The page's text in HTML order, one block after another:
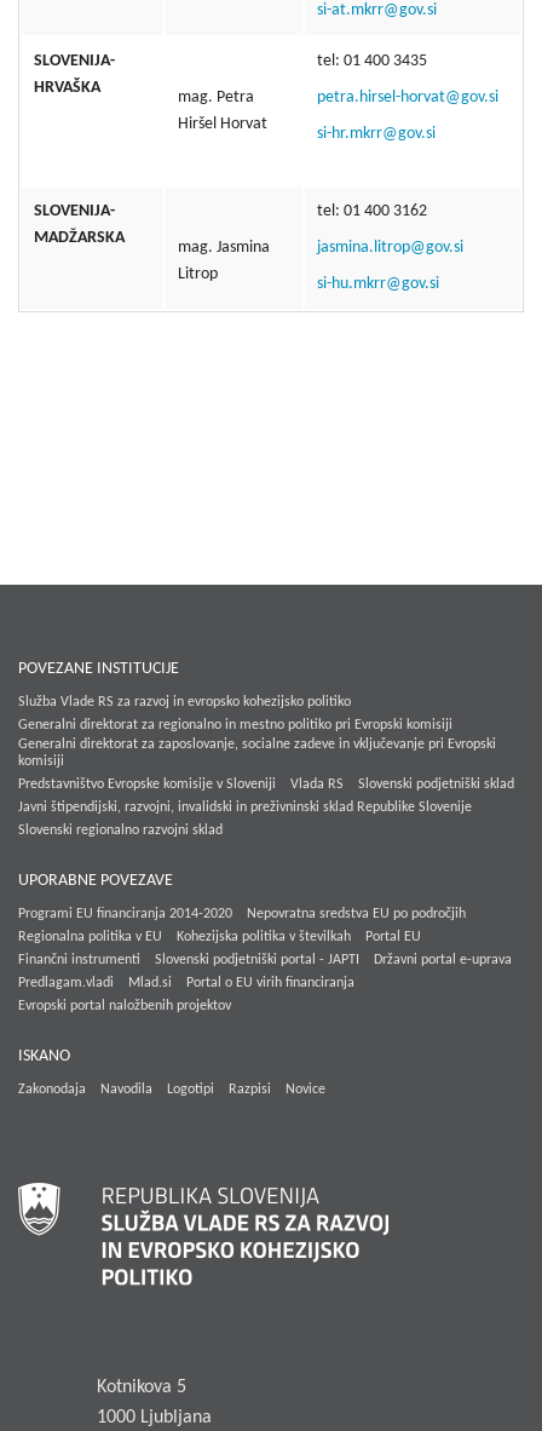
si-at.mkrr@gov.si
SLOVENIJA-
HRVAŠKA
mag. Petra
Hiršel Horvat
tel: 01 400 3435
petra.hirsel-horvat@gov.si
si-hr.mkrr@gov.si
SLOVENIJA-
MADŽARSKA
mag. Jasmina
Litrop
tel: 01 400 3162
jasmina.litrop@gov.si
si-hu.mkrr@gov.si
POVEZANE INSTITUCIJE
Služba Vlade RS za razvoj in evropsko kohezijsko politiko
Generalni direktorat za regionalno in mestno politiko pri Evropski komisiji
Generalni direktorat za zaposlovanje, socialne zadeve in vključevanje pri Evropski
komisiji
Predstavništvo Evropske komisije v Sloveniji
Vlada RS
Slovenski podjetniški sklad
Javni štipendijski, razvojni, invalidski in preživninski sklad Republike Slovenije
Slovenski regionalno razvojni sklad
UPORABNE POVEZAVE
Programi EU financiranja 2014-2020
Nepovratna sredstva EU po področjih
Regionalna politika v EU
Kohezijska politika v številkah
Portal EU
Finančni instrumenti
Slovenski podjetniški portal - JAPTI
Državni portal e-uprava
Predlagam.vladi
Mlad.si
Portal o EU virih financiranja
Evropski portal naložbenih projektov
ISKANO
Zakonodaja Navodila Logotipi Razpisi Novice
Kotnikova 5
1000 Ljubljana